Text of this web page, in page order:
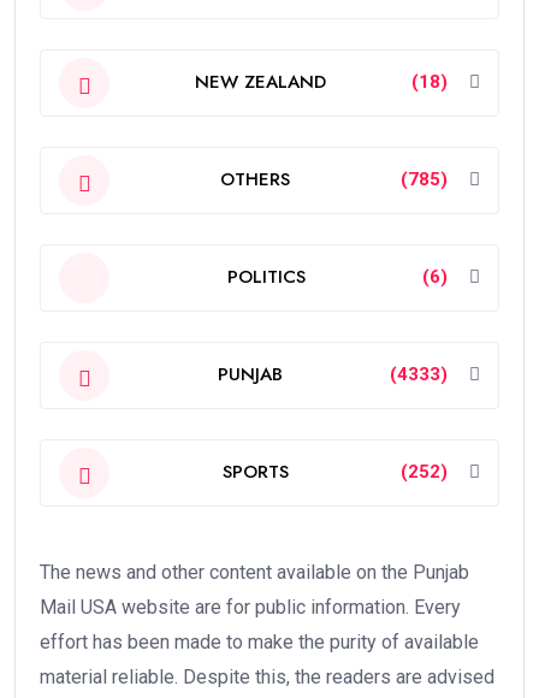
NEW ZEALAND (18)
OTHERS (785)
POLITICS (6)
PUNJAB (4333)
SPORTS (252)
The news and other content available on the Punjab
Mail USA website are for public information. Every
effort has been made to make the purity of available
material reliable. Despite this, the readers are advised